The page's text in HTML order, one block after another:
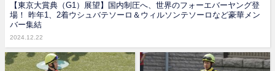
【東京大賞典（G1）展望】国内制圧へ、世界のフォーエバーヤング登
場！ 昨年1、2着ウシュバテソーロ＆ウィルソンテソーロなど豪華メン
バー集結
2024.12.22